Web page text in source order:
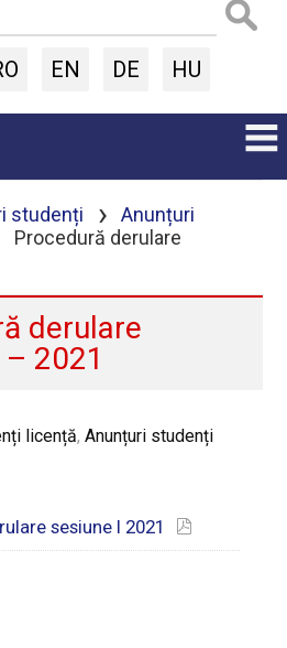
EN DE HU
studenți ›
Anunțuri
Procedură derulare
derulare
2021
licență,Anunțuri studenți
sesiune I 2021